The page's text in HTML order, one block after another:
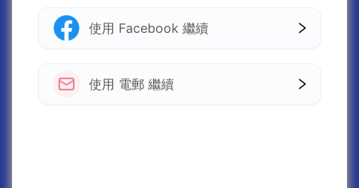
使用 Facebook 繼續
使用 電郵 繼續